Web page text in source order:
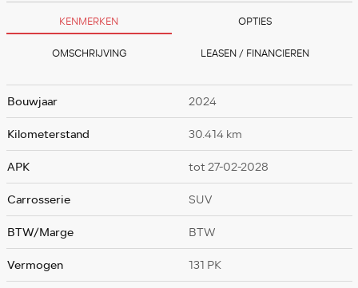
KENMERKEN OPTIES
OMSCHRIJVING LEASEN / FINANCIEREN
Bouwjaar
2024
Kilometerstand
30.414 km
APK
tot 27-02-2028
Carrosserie
SUV
BTW/Marge
BTW
Vermogen
131 PK